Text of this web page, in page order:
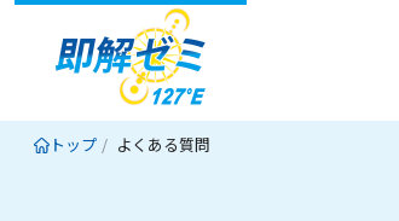
トップ よくある質問